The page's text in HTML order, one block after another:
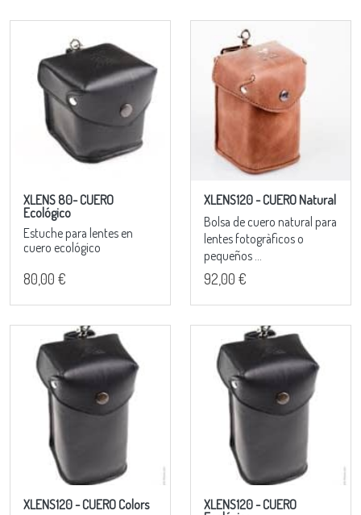
XLENS 80- CUERO
Ecológico
Estuche para lentes en
cuero ecológico
80,00 €
XLENS120 - CUERO Natural
Bolsa de cuero natural para
lentes fotogràficos o
pequeños ...
92,00 €
XLENS120 - CUERO Colors
XLENS120 - CUERO